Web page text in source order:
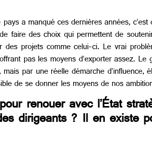
a manqué ces dernières années,
faire des choix qui permettent de
projets comme celui-ci. Le vrai
pas les moyens d’exporter assez.
par une réelle démarche d’influence,
de se donner les moyens de nos
renouer avec l’État
dirigeants ? Il en existe